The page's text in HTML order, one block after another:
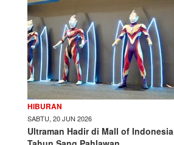
HIBURAN
SABTU, 20 JUN 2026
Ultraman Hadir di Mall of